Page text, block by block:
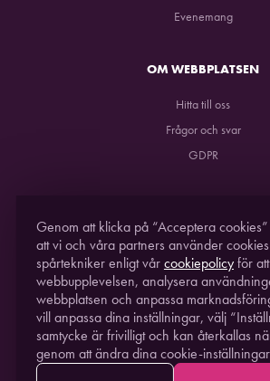
Evenemang
OM WEBBPLATSEN
Hitta till oss
Frågor och svar
GDPR
STUDIO ACUSTICUM2021. EN
SCIENCE PARK
Genom att klicka på “Acceptera
att vi och våra partners använder
spårtekniker enligt vårcookiepolicyför
webbupplevelsen, analysera
webbplatsen och anpassa
vill anpassa dina inställningar, välj
samtycke är frivilligt och kan återkallas
genom att ändra dina cookie-